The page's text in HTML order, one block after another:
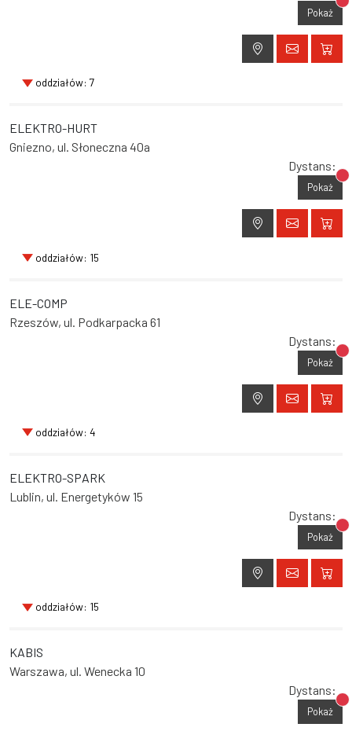
Pokaż
oddziałów: 7
ELEKTRO-HURT
Gniezno, ul. Słoneczna 40a
Dystans:
Pokaż
oddziałów: 15
ELE-COMP
Rzeszów, ul. Podkarpacka 61
Dystans:
Pokaż
oddziałów: 4
ELEKTRO-SPARK
Lublin, ul. Energetyków 15
Dystans:
Pokaż
oddziałów: 15
KABIS
Warszawa, ul. Wenecka 10
Dystans:
Pokaż